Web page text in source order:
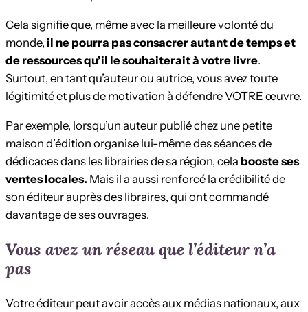
Cela signifie que, même avec la meilleure volonté du
monde, il ne pourra pas consacrer autant de temps et
de ressources qu’il le souhaiterait à votre livre.
Surtout, en tant qu’auteur ou autrice, vous avez toute
légitimité et plus de motivation à défendre VOTRE œuvre.
Par exemple, lorsqu’un auteur publié chez une petite
maison d’édition organise lui-même des séances de
dédicaces dans les librairies de sa région, cela booste ses
ventes locales. Mais il a aussi renforcé la crédibilité de
son éditeur auprès des libraires, qui ont commandé
davantage de ses ouvrages.
Vous avez un réseau que l’éditeur n’a
pas
Votre éditeur peut avoir accès aux médias nationaux, aux